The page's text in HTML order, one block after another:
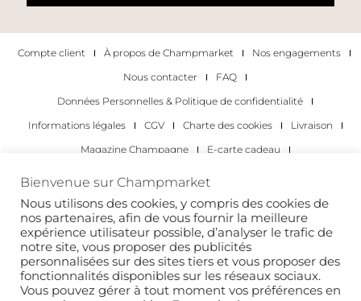
Compte client À propos de Champmarket
Nos engagements
Nous contacter
FAQ
Données Personnelles & Politique de confidentialité
Informations légales
CGV Charte des cookies
Livraison
Magazine Champagne
E-carte cadeau
Les occasions pour déguster du champagne
Pour les particuliers
Pour les entreprises
Copyright 2022 © tous droits réservés. Champmarket.
Bienvenue sur Champmarket
Nous utilisons des cookies, y compris des cookies de
nos partenaires, afin de vous fournir la meilleure
expérience utilisateur possible, d’analyser le trafic de
notre site, vous proposer des publicités
personnalisées sur des sites tiers et vous proposer des
fonctionnalités disponibles sur les réseaux sociaux.
Vous pouvez gérer à tout moment vos préférences en